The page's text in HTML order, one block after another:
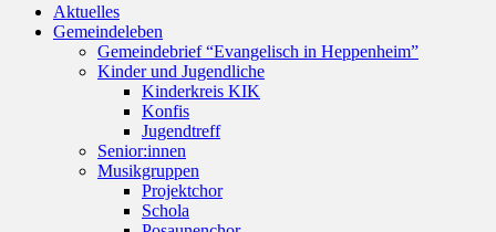
oben
scrollen
Aktuelles
Gemeindeleben
Gemeindebrief “Evangelisch in Heppenheim”
Kinder und Jugendliche
Kinderkreis KIK
Konfis
Jugendtreff
Senior:innen
Musikgruppen
Projektchor
Schola